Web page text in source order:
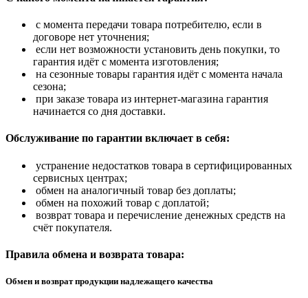
с момента передачи товара потребителю, если в
договоре нет уточнения;
если нет возможности установить день покупки, то
гарантия идёт с момента изготовления;
на сезонные товары гарантия идёт с момента начала
сезона;
при заказе товара из интернет-магазина гарантия
начинается со дня доставки.
Обслуживание по гарантии включает в себя:
устранение недостатков товара в сертифицированных
сервисных центрах;
обмен на аналогичный товар без доплаты;
обмен на похожий товар с доплатой;
возврат товара и перечисление денежных средств на
счёт покупателя.
Правила обмена и возврата товара:
Обмен и возврат продукции надлежащего качества